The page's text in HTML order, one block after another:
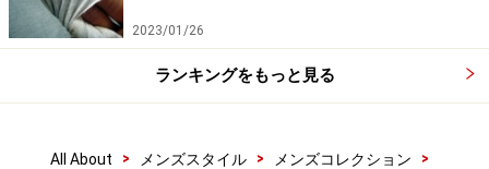
みなせばよいのです。汚れ落としには怖がらずに、
「革靴の手入れに使うクリームの選び方と使い方」にあ
るようなクリーナーを用いればいとも簡単に解決してし
まいますし、色が抜けてしまうようなこともありませ
2023/01/26
ランキングをもっと見る
All About > メンズスタイル > メンズコレクション
>